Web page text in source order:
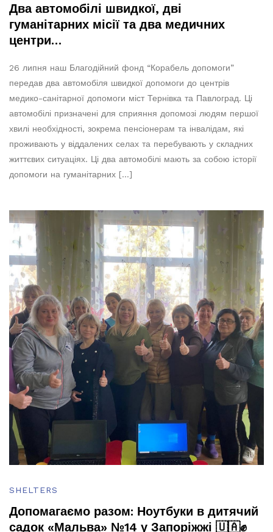
Два автомобілі швидкої, дві
гуманітарних місії та два медичних
центри…
26 липня наш Благодійний фонд “Корабель допомоги”
передав два автомобіля швидкої допомоги до центрів
медико-санітарної допомоги міст Тернівка та Павлоград. Ці
автомобілі призначені для сприяння допомозі людям першої
хвилі необхідності, зокрема пенсіонерам та інвалідам, які
проживають у віддалених селах та перебувають у складних
життєвих ситуаціях. Ці два автомобілі мають за собою історії
допомоги на гуманітарних […]
SHELTERS
Допомагаємо разом: Ноутбуки в дитячий
садок «Мальва» №14 у Запоріжжі 🇺🇦✊